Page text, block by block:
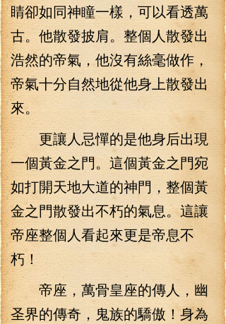
睛卻如同神瞳一樣，可以看透萬
古。他散發披肩。整個人散發出
浩然的帝氣，他沒有絲毫做作，
帝氣十分自然地從他身上散發出
來。
更讓人忌憚的是他身后出現
一個黃金之門。這個黃金之門宛
如打開天地大道的神門，整個黃
金之門散發出不朽的氣息。這讓
帝座整個人看起來更是帝息不
朽！
帝座，萬骨皇座的傳人，幽
圣界的傳奇，鬼族的驕傲！身為